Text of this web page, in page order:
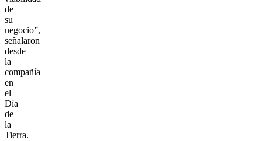
de
su
negocio”,
señalaron
desde
la
compañía
en
el
Día
de
la
Tierra.